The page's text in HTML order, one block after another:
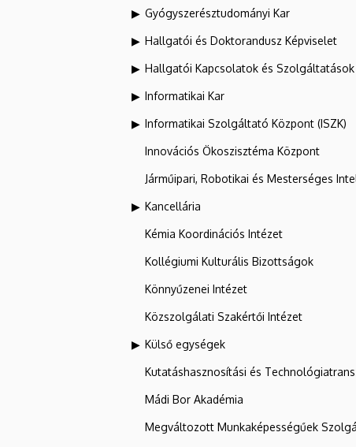
Gyógyszerésztudományi Kar
Hallgatói és Doktorandusz Képviselet
Hallgatói Kapcsolatok és Szolgáltatások
Informatikai Kar
Informatikai Szolgáltató Központ (ISZK)
Innovációs Ökoszisztéma Központ
Járműipari, Robotikai és Mesterséges
Kancellária
Kémia Koordinációs Intézet
Kollégiumi Kulturális Bizottságok
Könnyűzenei Intézet
Közszolgálati Szakértői Intézet
Külső egységek
Kutatáshasznosítási és
Mádi Bor Akadémia
Megváltozott Munkaképességűek